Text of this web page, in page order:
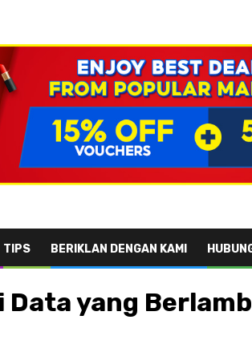
TIPS BERIKLAN DENGAN KAMI
yang